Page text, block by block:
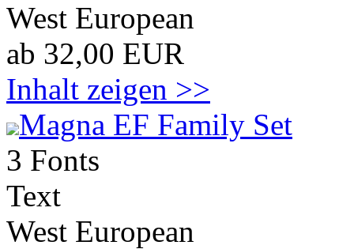
West European
ab 32,00 EUR
Inhalt zeigen >>
Magna EF Family Set
3 Fonts
Text
West European